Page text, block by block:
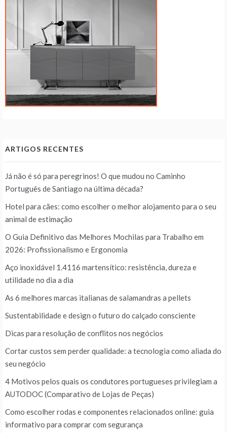
ARTIGOS RECENTES
Já não é só para peregrinos! O que mudou no Caminho
Português de Santiago na última década?
Hotel para cães: como escolher o melhor alojamento para o seu
animal de estimação
O Guia Definitivo das Melhores Mochilas para Trabalho em
2026: Profissionalismo e Ergonomia
Aço inoxidável 1.4116 martensítico: resistência, dureza e
utilidade no dia a dia
As 6 melhores marcas italianas de salamandras a pellets
Sustentabilidade e design o futuro do calçado consciente
Dicas para resolução de conflitos nos negócios
Cortar custos sem perder qualidade: a tecnologia como aliada do
seu negócio
4 Motivos pelos quais os condutores portugueses privilegiam a
AUTODOC (Comparativo de Lojas de Peças)
Como escolher rodas e componentes relacionados online: guia
informativo para comprar com segurança